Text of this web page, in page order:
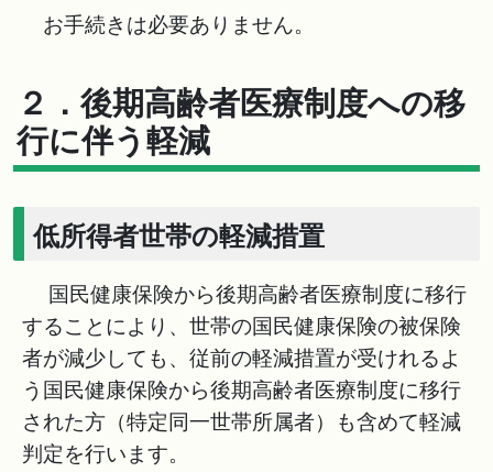
お手続きは必要ありません。
２．後期高齢者医療制度への移
行に伴う軽減
低所得者世帯の軽減措置
国民健康保険から後期高齢者医療制度に移行
することにより、世帯の国民健康保険の被保険
者が減少しても、従前の軽減措置が受けれるよ
う国民健康保険から後期高齢者医療制度に移行
された方（特定同一世帯所属者）も含めて軽減
判定を行います。